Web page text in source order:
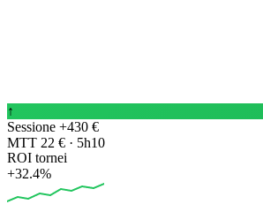
↑
Sessione +430 €
MTT 22 € · 5h10
ROI tornei
+32.4%